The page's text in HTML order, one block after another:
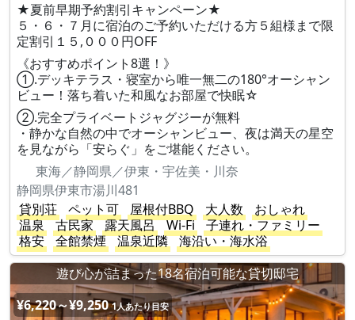
★夏前早期予約割引キャンペーン★
５・６・７月に宿泊のご予約いただける方５組様まで限
定割引１５,０００円OFF
《おすすめポイント8選！》
①.デッキテラス・寝室から唯一無二の180°オーシャン
ビュー！落ち着いた和風なお部屋で快眠☆
②.完全プライベートジャグジーが無料
・静かな自然の中でオーシャンビュー、夜は満天の星空
を見ながら「安らぐ」をご堪能ください。
東海／静岡県／伊東・宇佐美・川奈
静岡県伊東市湯川481
貸別荘
ペット可 屋根付BBQ 大人数
おしゃれ
温泉
古民家 露天風呂 Wi-Fi
子連れ・ファミリー
格安
全館禁煙 温泉近隣
海沿い・海水浴
遊び心が詰まった18名宿泊可能な貸切邸宅
¥6,220～¥9,250 1人あたり目安